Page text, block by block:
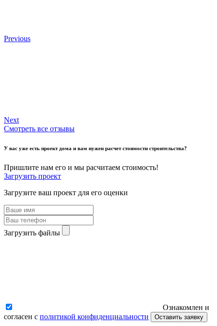
Previous
Next
Смотреть все отзывы
У вас уже есть проект дома и вам нужен расчет стоимости строительства?
Пришлите нам его и мы расчитаем стоимость!
Загрузить проект
Загрузите ваш проект для его оценки
Загрузить файлы
Ознакомлен и
согласен с политикой конфиденциальности Оставить заявку